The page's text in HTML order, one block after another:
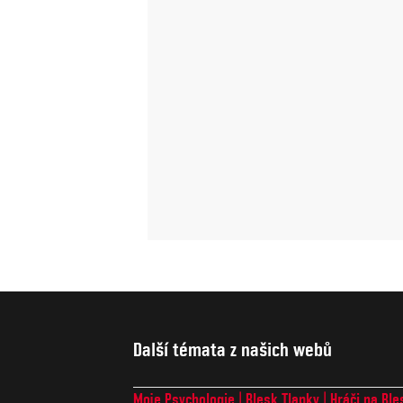
Další témata z našich webů
Moje Psychologie Blesk Tlapky Hráči na